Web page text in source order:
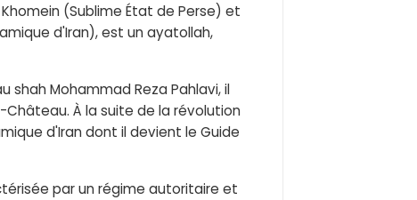
(Sublime État de Perse) et
d'Iran), est un ayatollah,
shah Mohammad Reza Pahlavi, il
Château. À la suite de la révolution
d'Iran dont il devient le Guide
par un régime autoritaire et